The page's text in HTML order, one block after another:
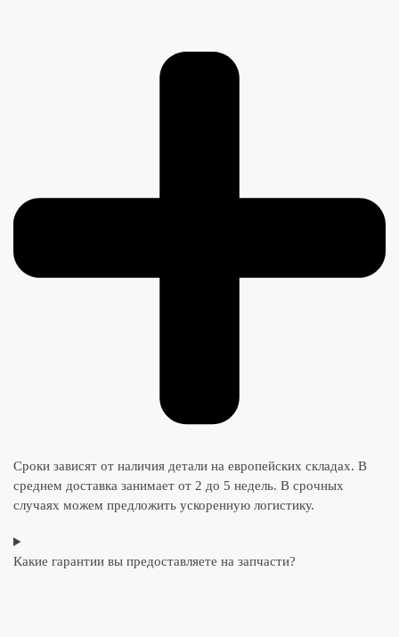
Сроки зависят от наличия детали на европейских складах. В
среднем доставка занимает от 2 до 5 недель. В срочных
случаях можем предложить ускоренную логистику.
Какие гарантии вы предоставляете на запчасти?